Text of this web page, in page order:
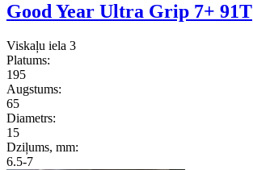
Good Year Ultra Grip 7+ 91T
Viskaļu iela 3
Platums:
195
Augstums:
65
Diametrs:
15
Dziļums, mm:
6.5-7